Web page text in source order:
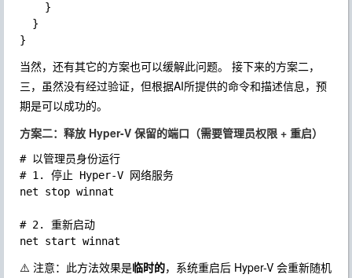
    }
  }
当然，还有其它的方案也可以缓解此问题。 接下来的方案二，
三，虽然没有经过验证，但根据AI所提供的命令和描述信息，预
期是可以成功的。
方案二：释放 Hyper-V 保留的端口（需要管理员权限 + 重启）
# 以管理员身份运行
# 1. 停止 Hyper-V 网络服务
net stop winnat
# 2. 重新启动
⚠️ 注意：此方法效果是临时的，系统重启后 Hyper-V 会重新随机